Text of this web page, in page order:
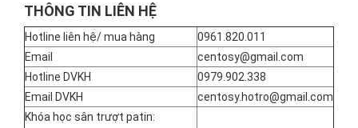
THÔNG TIN LIÊN HỆ
Hotline liên hệ/ mua hàng
0961.820.011
Email
centosy@gmail.com
Hotline DVKH
0979.902.338
Email DVKH
centosy.hotro@gmail.com
Khóa học sân trượt patin: